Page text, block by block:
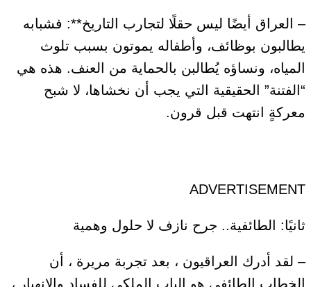
– العراق أيضًا ليس حقلًا لتجارب التاريخ**: فشبابه
يطالبون بوظائف، وأطفاله يموتون بسبب تلوث
المياه، ونساؤه يُطالبن بالحماية من العنف. هذه هي
“الفتنة” الحقيقية التي يجب أن نخشاها، لا شبح
معركةٍ انتهت قبل قرون.
ADVERTISEMENT
ثانيًا: الطائفية.. جرح نازف لا حلول وهمية
– لقد أدرك العراقيون ، بعد تجربة مريرة ، أن
الخطاب الطائفي هو الباب الملكي للفساد والانهيار ،